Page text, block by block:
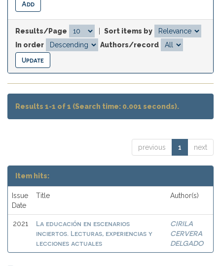
Results/Page
Sort items by
In order
Authors/record
Results 1-1 of 1 (Search time: 0.001 seconds).
previous 1 next
Item hits:
Issue
Date
Title Author(s)
2021
La educación en escenarios
inciertos. Lecturas, experiencias y
lecciones actuales
CIRILA
CERVERA
DELGADO